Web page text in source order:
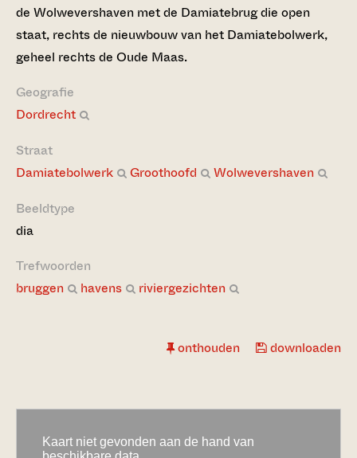
de Wolwevershaven met de Damiatebrug die open
staat, rechts de nieuwbouw van het Damiatebolwerk,
geheel rechts de Oude Maas.
Geografie
Dordrecht
Straat
Damiatebolwerk
Groothoofd
Wolwevershaven
Beeldtype
dia
Trefwoorden
bruggen
havens riviergezichten
onthouden downloaden